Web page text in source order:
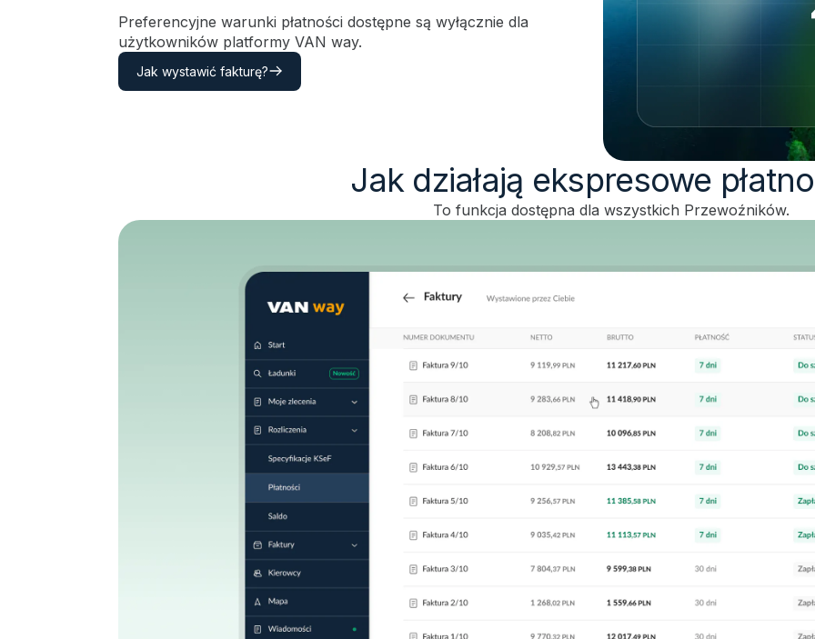
Preferencyjne warunki płatności dostępne są wyłącznie dla
użytkowników platformy VAN way.
Jak wystawić fakturę?
Jak działają ekspresowe
To funkcja dostępna dla wszystkich Przewoźników.